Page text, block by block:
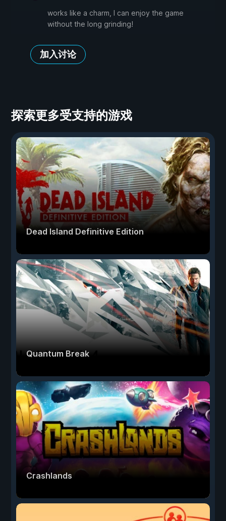
works like a charm, I can enjoy the game
without the long grinding!
加入讨论
探索更多受支持的游戏
Dead Island Definitive Edition
Quantum Break
Crashlands